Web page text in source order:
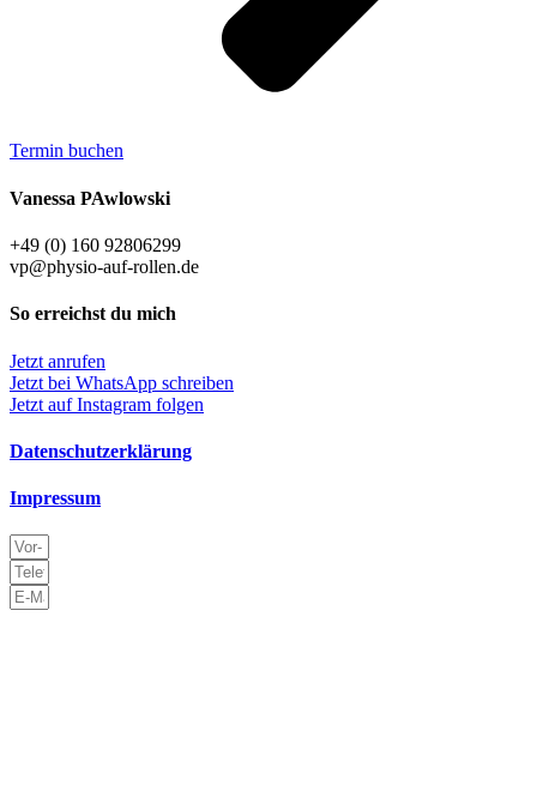
Termin buchen
Vanessa PAwlowski
+49 (0) 160 92806299
vp@physio-auf-rollen.de
So erreichst du mich
Jetzt anrufen
Jetzt bei WhatsApp schreiben
Jetzt auf Instagram folgen
Datenschutzerklärung
Impressum